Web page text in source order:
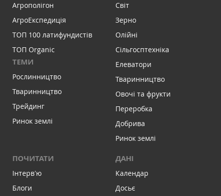
Агрополігон
АгроЕкспедиція
ТОП 100 латифундистів
ТОП Organic
ТЕМИ
Рослинництво
Тваринництво
Трейдинг
Ринок землі
Світ
Зерно
Олійні
Сільгосптехніка
Елеватори
Тваринництво
Овочі та фрукти
Переробка
Добрива
Ринок землі
ПОЧИТАТИ
Інтервʼю
Блоги
ДАНІ
Календар
Досьє